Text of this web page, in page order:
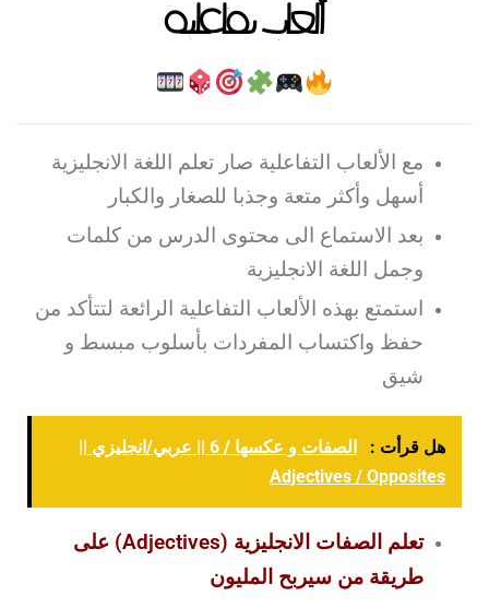
ألعاب تفاعلية
مع الألعاب التفاعلية صار تعلم اللغة الانجليزية
أسهل وأكثر متعة وجذبا للصغار والكبار
بعد الاستماع الى محتوى الدرس من كلمات
وجمل اللغة الانجليزية
استمتع بهذه الألعاب التفاعلية الرائعة لتتأكد من
حفظ واكتساب المفردات بأسلوب مبسط و
شيق
هل قرأت :
الصفات و عكسها / 6 || عربي/انجليزي ||
Adjectives / Opposites
تعلم الصفات الانجليزية (Adjectives) على
طريقة من سيربح المليون